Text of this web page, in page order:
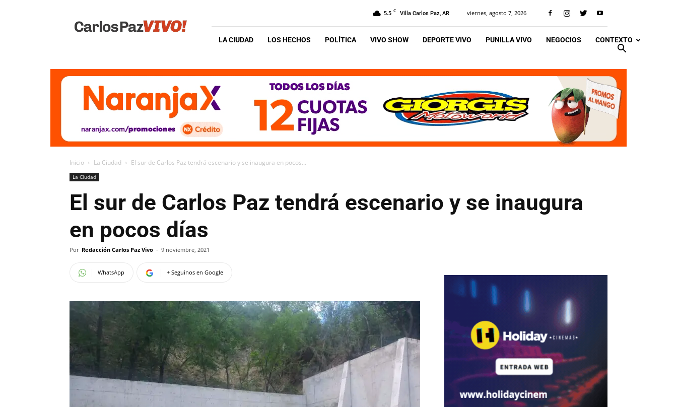
Vivo
5.5 C Villa Carlos Paz, AR viernes, agosto 7, 2026
LA CIUDAD LOS HECHOS POLÍTICA VIVO SHOW DEPORTE VIVO PUNILLA VIVO NEGOCIOS CONTEXTO
Inicio La Ciudad El sur de Carlos Paz tendrá escenario y se inaugura en pocos...
La Ciudad
El sur de Carlos Paz tendrá escenario y se inaugura
en pocos días
Por Redacción Carlos Paz Vivo - 9 noviembre, 2021
WhatsApp + Seguinos en Google